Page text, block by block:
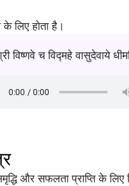
लिए होता है।
विष्णवे च विद्महे वासुदेवाये
और सफलता प्राप्ति के लिए